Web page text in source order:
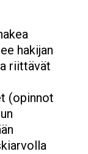
hakijan
riittävät
(opinnot